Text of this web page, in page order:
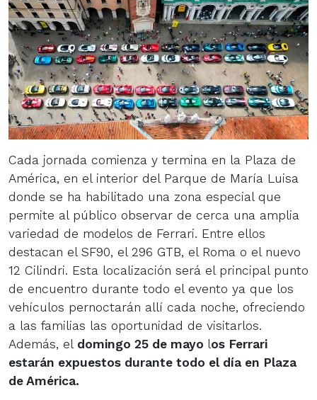
Cada jornada comienza y termina en la Plaza de
América, en el interior del Parque de María Luisa
donde se ha habilitado una zona especial que
permite al público observar de cerca una amplia
variedad de modelos de Ferrari. Entre ellos
destacan el SF90, el 296 GTB, el Roma o el nuevo
12 Cilindri. Esta localización será el principal punto
de encuentro durante todo el evento ya que los
vehículos pernoctarán allí cada noche, ofreciendo
a las familias las oportunidad de visitarlos.
Además, el domingo 25 de mayo los Ferrari
estarán expuestos durante todo el día en Plaza
de América.